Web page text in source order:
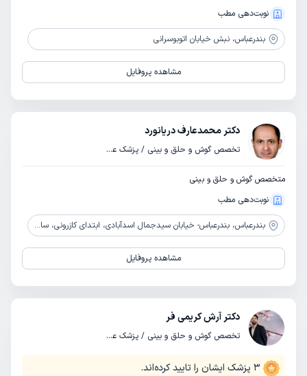
نوبت‌دهی مطب
بندرعباس، نبش خیابان اتوبوسرانی
مشاهده پروفایل
دکتر محمدعارف دریانورد
تخصص گوش و حلق و بینی / پزشک عمومی
متخصص گوش و حلق و بینی
نوبت‌دهی مطب
بندرعباس، بندرعباس- خیابان سیدجمال اسدآبادی، ابتدای کازرونی، ساختمان سبز، پلاک 203
مشاهده پروفایل
دکتر آرش کریمی فر
تخصص گوش و حلق و بینی / پزشک عمومی
3 پزشک ایشان را تایید کرده‌اند.